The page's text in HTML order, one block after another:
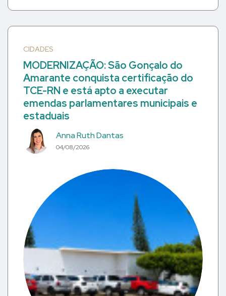
CIDADES
MODERNIZAÇÃO: São Gonçalo do
Amarante conquista certificação do
TCE-RN e está apto a executar
emendas parlamentares municipais e
estaduais
Anna Ruth Dantas
04/08/2026